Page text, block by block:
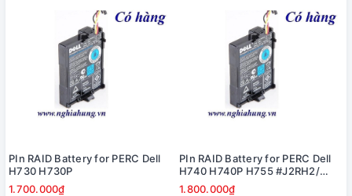
PIn RAID Battery for PERC Dell
H730 H730P
1.700.000₫
PIn RAID Battery for PERC Dell
H740 H740P H755 #J2RH2/
NWJ48
1.800.000₫